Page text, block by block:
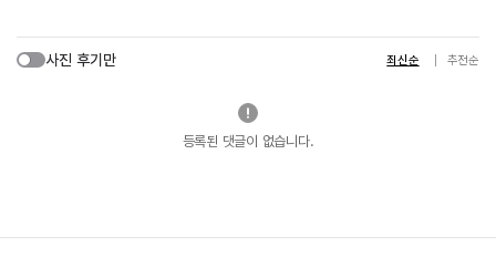
사진 후기만 최신순 추천순
등록된 댓글이 없습니다.